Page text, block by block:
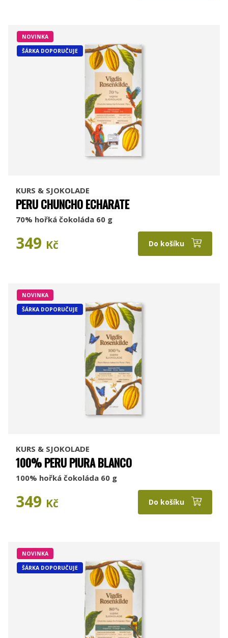
NOVINKA
ŠÁRKA DOPORUČUJE
KURS & SJOKOLADE
PERU CHUNCHO ECHARATE
70% hořká čokoláda 60 g
349 Kč Do košíku
NOVINKA
ŠÁRKA DOPORUČUJE
KURS & SJOKOLADE
100% PERU PIURA BLANCO
100% hořká čokoláda 60 g
349 Kč Do košíku
NOVINKA
ŠÁRKA DOPORUČUJE